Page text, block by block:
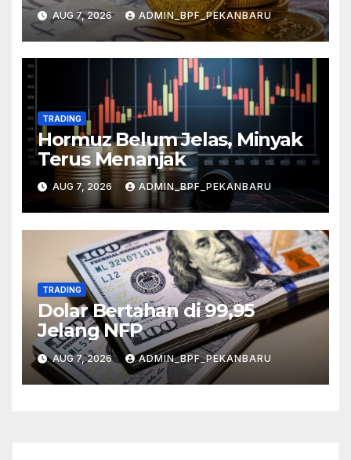
AUG 7, 2026 ADMIN_BPF_PEKANBARU
TRADING
Hormuz Belum Jelas, Minyak
Terus Menanjak
AUG 7, 2026 ADMIN_BPF_PEKANBARU
TRADING
Dolar Bertahan di 99,95
Jelang NFP
AUG 7, 2026 ADMIN_BPF_PEKANBARU